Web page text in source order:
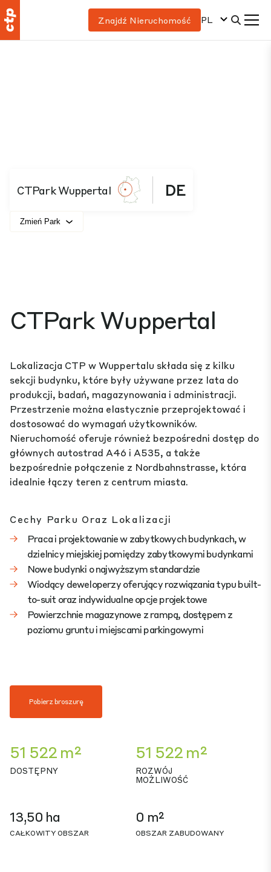
Znajdź Nieruchomość PL
CTPark Wuppertal DE
Zmień Park
CTPark Wuppertal
Lokalizacja CTP w Wuppertalu składa się z kilku
sekcji budynku, które były używane przez lata do
produkcji, badań, magazynowania i administracji.
Przestrzenie można elastycznie przeprojektować i
dostosować do wymagań użytkowników.
Nieruchomość oferuje również bezpośredni dostęp do
głównych autostrad A46 i A535, a także
bezpośrednie połączenie z Nordbahnstrasse, która
idealnie łączy teren z centrum miasta.
Cechy Parku Oraz Lokalizacji
Praca i projektowanie w zabytkowych budynkach, w
dzielnicy miejskiej pomiędzy zabytkowymi budynkami
Nowe budynki o najwyższym standardzie
Wiodący deweloperzy oferujący rozwiązania typu built-
to-suit oraz indywidualne opcje projektowe
Powierzchnie magazynowe z rampą, dostępem z
poziomu gruntu i miejscami parkingowymi
Pobierz broszurę
51 522 m²
DOSTĘPNY
51 522 m²
ROZWÓJ
MOŻLIWOŚĆ
13,50 ha
CAŁKOWITY OBSZAR
0 m²
OBSZAR ZABUDOWANY